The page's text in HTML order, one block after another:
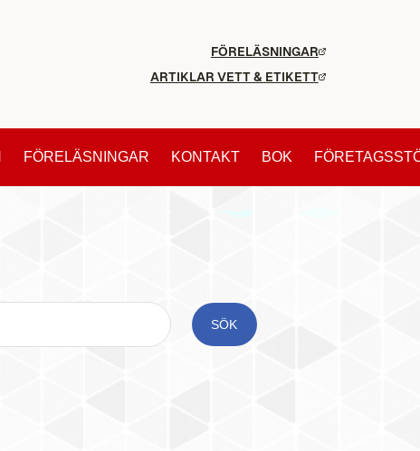
FÖRELÄSNINGAR
ARTIKLAR VETT & ETIKETT
FÖRELÄSNINGAR KONTAKT BOK